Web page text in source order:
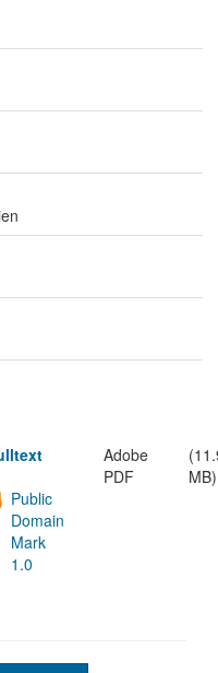
Adobe
PDF
MB)
Public
Domain
Mark
1.0